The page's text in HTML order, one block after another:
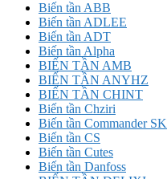
Biến tần ABB
Biến tần ADLEE
Biến tần ADT
Biến tần Alpha
BIẾN TẦN AMB
BIẾN TẦN ANYHZ
BIẾN TẦN CHINT
Biến tần Chziri
Biến tần Commander SK
Biến tần CS
Biến tần Cutes
Biến tần Danfoss